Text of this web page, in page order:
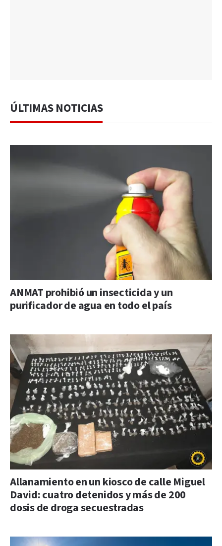
ÚLTIMAS NOTICIAS
ANMAT prohibió un insecticida y un
purificador de agua en todo el país
Allanamiento en un kiosco de calle Miguel
David: cuatro detenidos y más de 200
dosis de droga secuestradas